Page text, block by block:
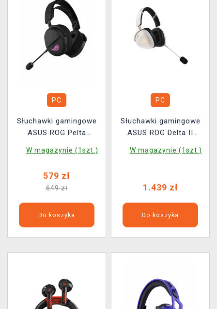
PC
Słuchawki gamingowe
ASUS ROG Pelta
W magazynie (1szt.)
579 zł
649 zł
Do koszyka
PC
Słuchawki gamingowe
ASUS ROG Delta II
Productions
W magazynie (1szt.)
1.439 zł
Do koszyka